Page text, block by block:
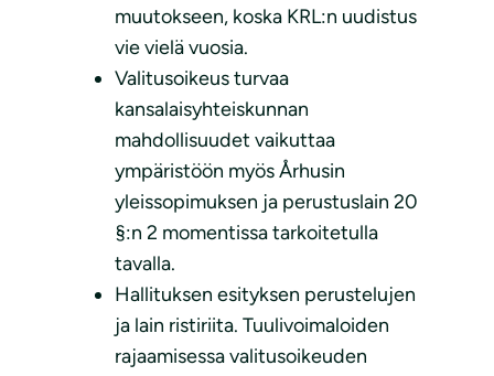
muutokseen, koska KRL:n uudistus
vie vielä vuosia.
Valitusoikeus turvaa
kansalaisyhteiskunnan
mahdollisuudet vaikuttaa
ympäristöön myös Århusin
yleissopimuksen ja perustuslain 20
§:n 2 momentissa tarkoitetulla
tavalla.
Hallituksen esityksen perustelujen
ja lain ristiriita. Tuulivoimaloiden
rajaamisessa valitusoikeuden